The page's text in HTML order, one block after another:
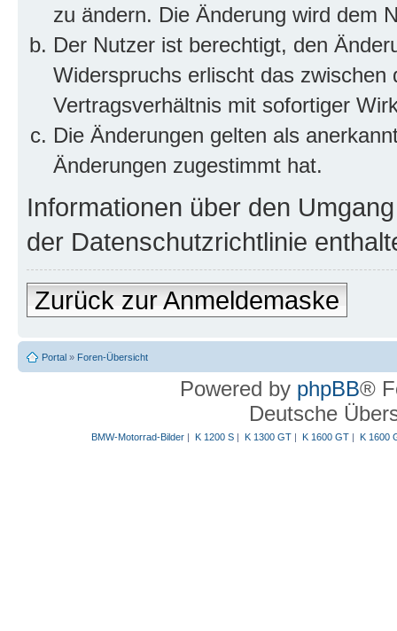
zu ändern. Die Änderung wird dem
Der Nutzer ist berechtigt, den
Widerspruchs erlischt das
Vertragsverhältnis mit sofortiger
Die Änderungen gelten als
Änderungen zugestimmt hat.
Informationen über den
der Datenschutzrichtlinie
Zurück zur Anmeldemaske
Portal » Foren-Übersicht
Powered by phpBB®
Deutsche
BMW-Motorrad-Bilder| K 1200 S| K 1300 GT| K 1600 GT| K 1600